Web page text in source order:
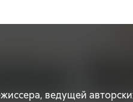
ведущей